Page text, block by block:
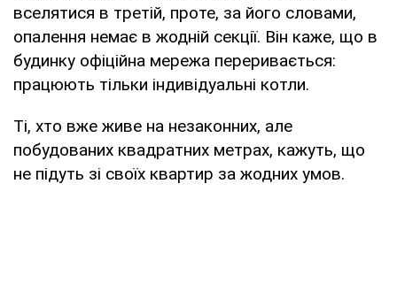
вселятися в третій, проте, за його словами,
опалення немає в жодній секції. Він каже, що в
будинку офіційна мережа переривається:
працюють тільки індивідуальні котли.
Ті, хто вже живе на незаконних, але
побудованих квадратних метрах, кажуть, що
не підуть зі своїх квартир за жодних умов.